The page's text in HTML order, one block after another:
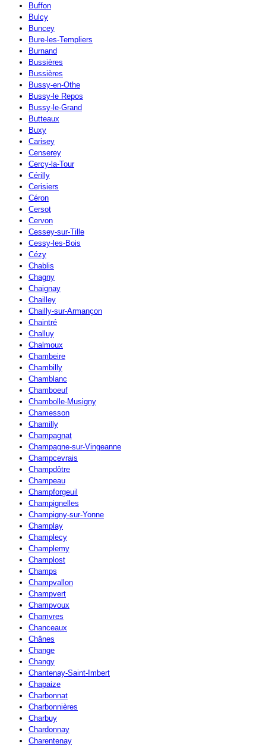
Buffon
Bulcy
Buncey
Bure-les-Templiers
Burnand
Bussières
Bussières
Bussy-en-Othe
Bussy-le Repos
Bussy-le-Grand
Butteaux
Buxy
Carisey
Censerey
Cercy-la-Tour
Cérilly
Cerisiers
Céron
Cersot
Cervon
Cessey-sur-Tille
Cessy-les-Bois
Cézy
Chablis
Chagny
Chaignay
Chailley
Chailly-sur-Armançon
Chaintré
Challuy
Chalmoux
Chambeire
Chambilly
Chamblanc
Chamboeuf
Chambolle-Musigny
Chamesson
Chamilly
Champagnat
Champagne-sur-Vingeanne
Champcevrais
Champdôtre
Champeau
Champforgeuil
Champignelles
Champigny-sur-Yonne
Champlay
Champlecy
Champlemy
Champlost
Champs
Champvallon
Champvert
Champvoux
Chamvres
Chanceaux
Chânes
Change
Changy
Chantenay-Saint-Imbert
Chapaize
Charbonnat
Charbonnières
Charbuy
Chardonnay
Charentenay